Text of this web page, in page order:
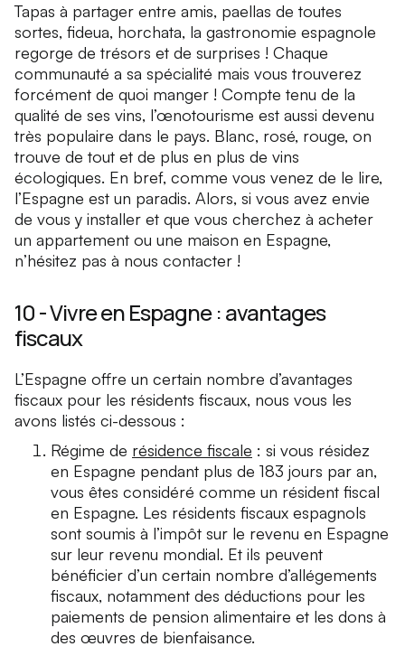
Tapas à partager entre amis, paellas de toutes
sortes, fideua, horchata, la gastronomie espagnole
regorge de trésors et de surprises ! Chaque
communauté a sa spécialité mais vous trouverez
forcément de quoi manger ! Compte tenu de la
qualité de ses vins, l’œnotourisme est aussi devenu
très populaire dans le pays. Blanc, rosé, rouge, on
trouve de tout et de plus en plus de vins
écologiques. En bref, comme vous venez de le lire,
l’Espagne est un paradis. Alors, si vous avez envie
de vous y installer et que vous cherchez à acheter
un appartement ou une maison en Espagne,
n’hésitez pas à nous contacter !
10 - Vivre en Espagne : avantages
fiscaux
L’Espagne offre un certain nombre d’avantages
fiscaux pour les résidents fiscaux, nous vous les
avons listés ci-dessous :
Régime de résidence fiscale : si vous résidez
en Espagne pendant plus de 183 jours par an,
vous êtes considéré comme un résident fiscal
en Espagne. Les résidents fiscaux espagnols
sont soumis à l’impôt sur le revenu en Espagne
sur leur revenu mondial. Et ils peuvent
bénéficier d’un certain nombre d’allégements
fiscaux, notamment des déductions pour les
paiements de pension alimentaire et les dons à
des œuvres de bienfaisance.